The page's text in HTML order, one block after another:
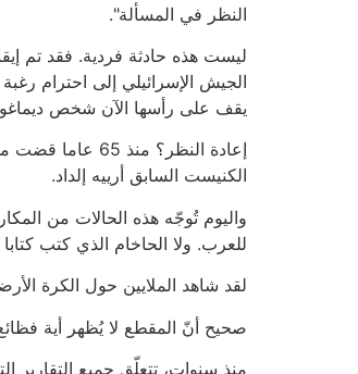
النظر في المسألة".
ليست هذه حادثة فردية. فقد تم
الجيش الإسرائيلي إلى احترام
يقف على رأسها الآن شخص
إعادة
الكنيست السابق أرييه إلداد.
واليوم تُوجّه هذه الحالات من
للعرب. ولا الحاخام الذي كتب
لقد شاهد الملايين حول الكرة
صحيح أنّ المقطع لا يُظهر أية
منذ سنوات، تتعلّق جميع التقارير